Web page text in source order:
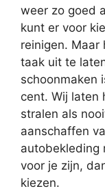
weer zo goed
kunt er voor
reinigen. Maar
taak uit te
schoonmaken
cent. Wij laten
stralen als
aanschaffen
autobekleding
voor je zijn,
kiezen.